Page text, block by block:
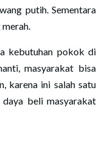
putih. Sementara
kebutuhan pokok di
masyarakat bisa
karena ini salah satu
beli masyarakat